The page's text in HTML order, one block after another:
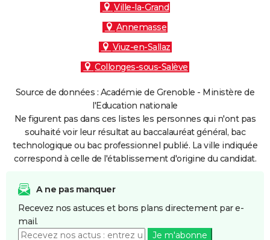
Ville-la-Grand
Annemasse
Viuz-en-Sallaz
Collonges-sous-Salève
Source de données : Académie de Grenoble - Ministère de
l'Education nationale
Ne figurent pas dans ces listes les personnes qui n'ont pas
souhaité voir leur résultat au baccalauréat général, bac
technologique ou bac professionnel publié. La ville indiquée
correspond à celle de l'établissement d'origine du candidat.
A ne pas manquer
Recevez nos astuces et bons plans directement par e-
mail.
Je m'abonne